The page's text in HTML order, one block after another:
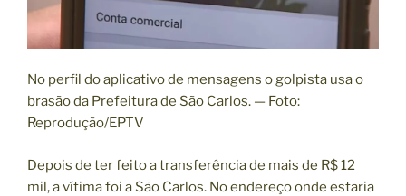
No perfil do aplicativo de mensagens o golpista usa o
brasão da Prefeitura de São Carlos. — Foto:
Reprodução/EPTV
Depois de ter feito a transferência de mais de R$ 12
mil, a vítima foi a São Carlos. No endereço onde estaria